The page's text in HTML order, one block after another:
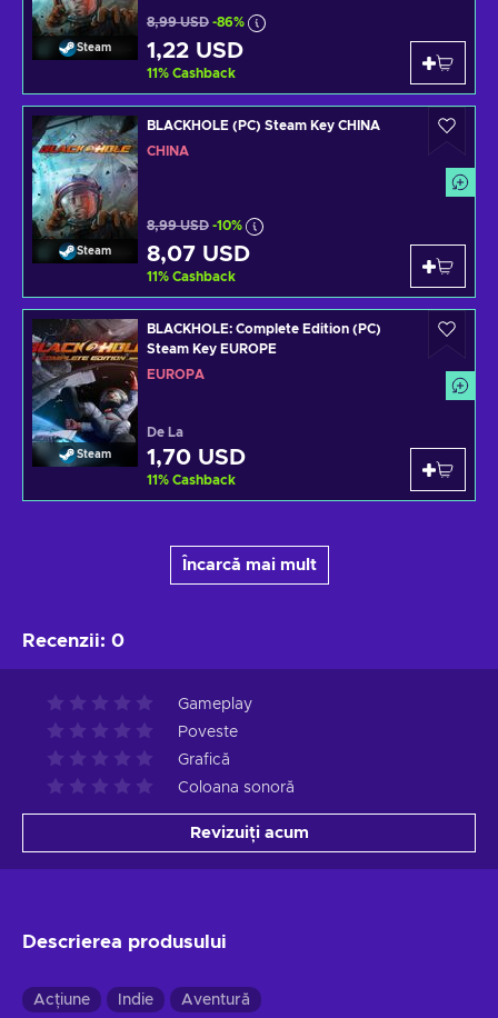
Steam
8,99 USD -86%
1,22 USD
11% Cashback
Steam
BLACKHOLE (PC) Steam Key CHINA
CHINA
8,99 USD -10%
8,07 USD
11% Cashback
Steam
BLACKHOLE: Complete Edition (PC)
Steam Key EUROPE
EUROPA
De La
1,70 USD
11% Cashback
Încarcă mai mult
Recenzii: 0
Gameplay
Poveste
Grafică
Coloana sonoră
Revizuiți acum
Descrierea produsului
Acțiune Indie Aventură